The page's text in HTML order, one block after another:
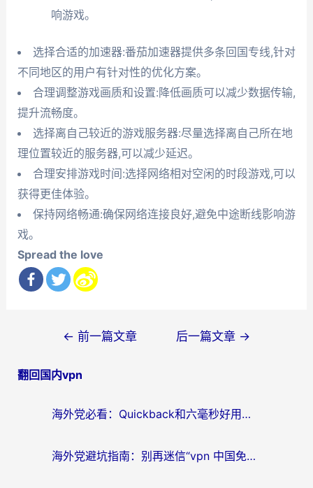
响游戏。
选择合适的加速器:番茄加速器提供多条回国专线,针对
不同地区的用户有针对性的优化方案。
合理调整游戏画质和设置:降低画质可以减少数据传输,
提升流畅度。
选择离自己较近的游戏服务器:尽量选择离自己所在地
理位置较近的服务器,可以减少延迟。
合理安排游戏时间:选择网络相对空闲的时段游戏,可以
获得更佳体验。
保持网络畅通:确保网络连接良好,避免中途断线影响游
戏。
Spread the love
导
← 前一篇文章 后一篇文章 →
翻回国内vpn
海外党必看：Quickback和六毫秒好用吗？3步选对回国加速器，无缝刷国内剧玩游戏
海外党避坑指南：别再迷信“vpn 中国免费”，选对回国加速器才能无缝刷国内资源